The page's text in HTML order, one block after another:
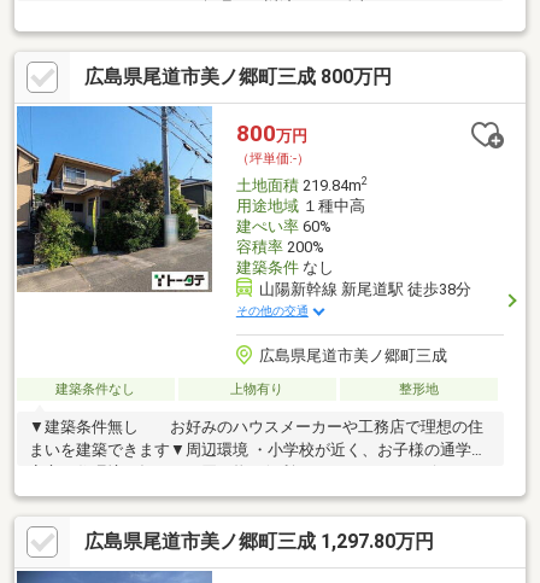
い？お家の購入は人生で一番高額な買い物と言われています。買
う際の不安や悩みを解決し、納得のいく家選びができるよう、
「お客様目線」と「感謝の気持ち」を忘れずにお手伝いさせてい
ただきます。
広島県尾道市美ノ郷町三成 800万円
800万円
（坪単価:-）
土地面積219.84m2
用途地域１種中高
建ぺい率60%
容積率200%
建築条件なし
山陽新幹線 新尾道駅 徒歩38分
その他の交通
広島県尾道市美ノ郷町三成
建築条件なし 上物有り 整形地
▼建築条件無し お好みのハウスメーカーや工務店で理想の住
まいを建築できます▼周辺環境 ・小学校が近く、お子様の通学も
徒歩圏内にあり利便瀬良好です！▼備 考・古家有：軽量鉄骨造
スレート葺2階建 昭和50年9月築、118.53㎡・現状渡し・令和8
年固定資産税：51700円
広島県尾道市美ノ郷町三成 1,297.80万円